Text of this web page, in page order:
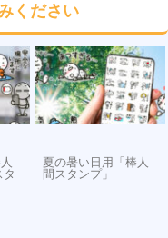
ください
夏の暑い日用「棒人
間スタンプ」